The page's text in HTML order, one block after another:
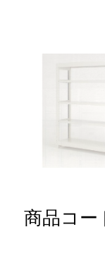
商品コー